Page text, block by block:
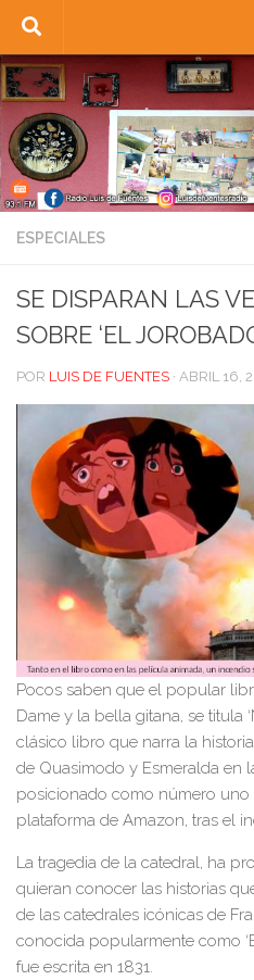
Saltar al contenido
ESPECIALES
SE DISPARAN LAS
SOBRE ‘EL
POR LUIS DE FUENTES · ABRIL 16,
Pocos saben que el popular
Dame y la bella gitana, se titula
clásico libro que narra la historia
de Quasimodo y Esmeralda en
posicionado como número
plataforma de Amazon, tras el
La tragedia de la catedral, ha
quieran conocer las historias
de las catedrales icónicas de
conocida popularmente como
fue escrita en 1831.